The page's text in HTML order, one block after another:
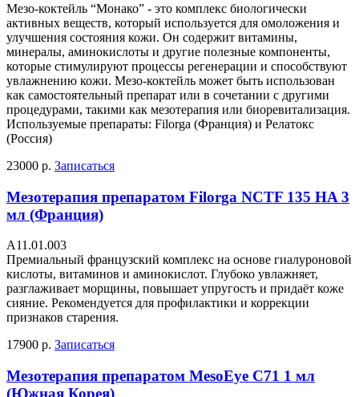
Мезо-коктейль “Монако” - это комплекс биологически
активных веществ, который используется для омоложения и
улучшения состояния кожи. Он содержит витамины,
минералы, аминокислоты и другие полезные компоненты,
которые стимулируют процессы регенерации и способствуют
увлажнению кожи. Мезо-коктейль может быть использован
как самостоятельный препарат или в сочетании с другими
процедурами, такими как мезотерапия или биоревитализация.
Используемые препараты: Filorga (Франция) и Релатокс
(Россия)
23000 р. Записаться
Мезотерапия препаратом Filorga NCTF 135 HA 3
мл (Франция)
А11.01.003
Премиальный французский комплекс на основе гиалуроновой
кислоты, витаминов и аминокислот. Глубоко увлажняет,
разглаживает морщины, повышает упругость и придаёт коже
сияние. Рекомендуется для профилактики и коррекции
признаков старения.
17900 р. Записаться
Мезотерапия препаратом MesoEye С71 1 мл
(Южная Корея)